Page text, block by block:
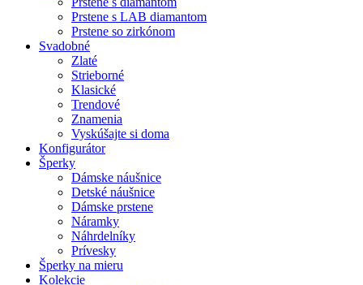
Prstene s LAB diamantom
Prstene so zirkónom
Svadobné
Zlaté
Strieborné
Klasické
Trendové
Znamenia
Vyskúšajte si doma
Konfigurátor
Šperky
Dámske náušnice
Detské náušnice
Dámske prstene
Náramky
Náhrdelníky
Prívesky
Šperky na mieru
Kolekcie